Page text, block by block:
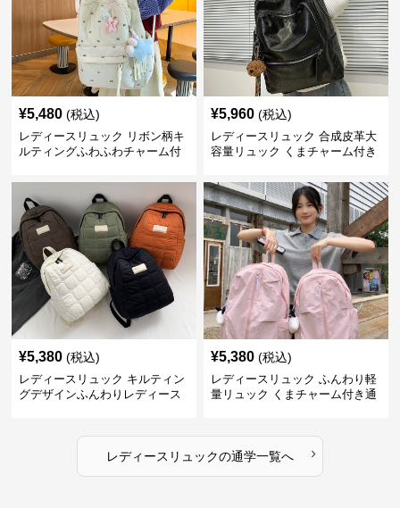
¥5,480 (税込)
レディースリュック リボン柄キ
ルティングふわふわチャーム付
¥5,960 (税込)
レディースリュック 合成皮革大
容量リュック くまチャーム付き
¥5,380 (税込)
レディースリュック キルティン
グデザインふんわりレディース
¥5,380 (税込)
レディースリュック ふんわり軽
量リュック くまチャーム付き通
レディースリュックの通学一覧へ ›